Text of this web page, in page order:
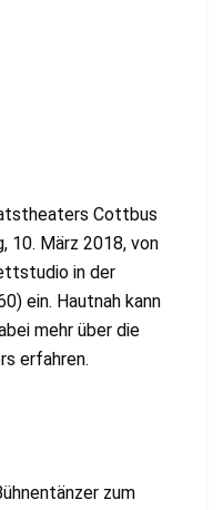
Cottbus
10. März 2018, von
in der
ein. Hautnah kann
mehr über die
erfahren.
zum